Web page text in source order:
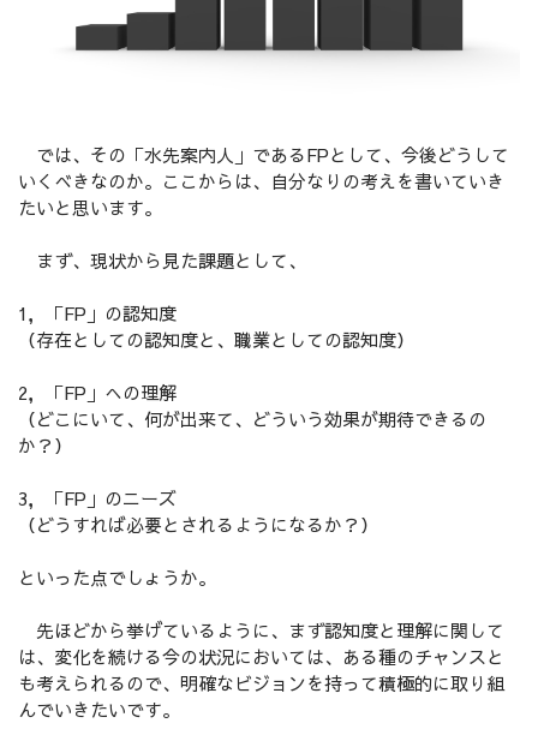
では、その「水先案内人」であるFPとして、今後どうして
いくべきなのか。ここからは、自分なりの考えを書いていき
たいと思います。
まず、現状から見た課題として、
1，「FP」の認知度
（存在としての認知度と、職業としての認知度）
2，「FP」への理解
（どこにいて、何が出来て、どういう効果が期待できるの
か？）
3，「FP」のニーズ
（どうすれば必要とされるようになるか？）
といった点でしょうか。
先ほどから挙げているように、まず認知度と理解に関して
は、変化を続ける今の状況においては、ある種のチャンスと
も考えられるので、明確なビジョンを持って積極的に取り組
んでいきたいです。